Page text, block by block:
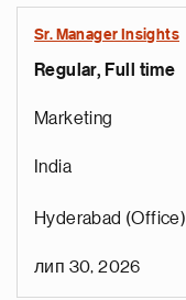
Sr. Manager Insights
Regular, Full time
Marketing
India
Hyderabad (Office)
лип 30, 2026